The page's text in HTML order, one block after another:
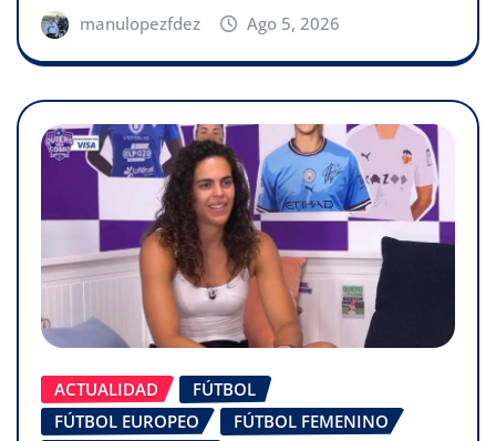
manulopezfdez Ago 5, 2026
ACTUALIDAD
FÚTBOL
FÚTBOL EUROPEO
FÚTBOL FEMENINO